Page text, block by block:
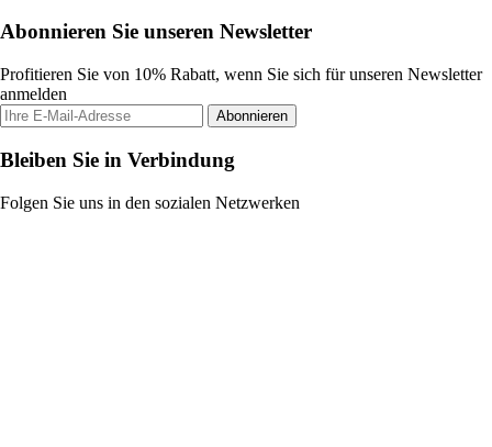
Abonnieren Sie unseren Newsletter
Profitieren Sie von 10% Rabatt, wenn Sie sich für unseren Newsletter
anmelden
Abonnieren
Bleiben Sie in Verbindung
Folgen Sie uns in den sozialen Netzwerken